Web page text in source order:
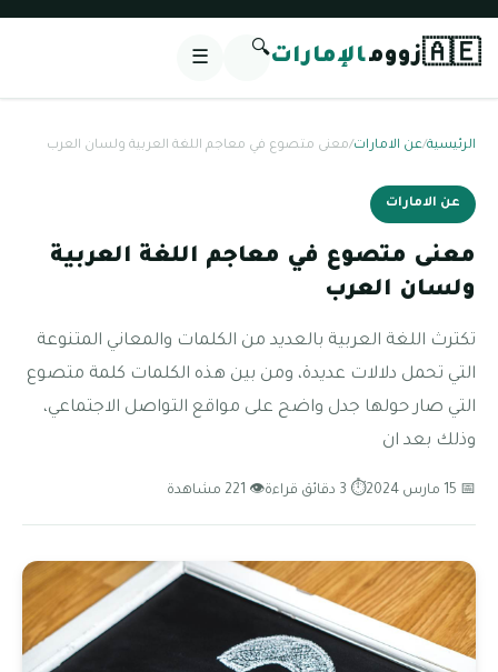
🇦🇪زوومالإمارات🔍
☰
الرئيسية/عن الامارات/معنى متصوع في معاجم اللغة العربية ولسان العرب
عن الامارات
معنى متصوع في معاجم اللغة العربية
ولسان العرب
تكترث اللغة العربية بالعديد من الكلمات والمعاني المتنوعة
التي تحمل دلالات عديدة، ومن بين هذه الكلمات كلمة متصوع
التي صار حولها جدل واضح على مواقع التواصل الاجتماعي،
وذلك بعد ان
📅 15 مارس 2024 ⏱ 3 دقائق قراءة 👁 221 مشاهدة